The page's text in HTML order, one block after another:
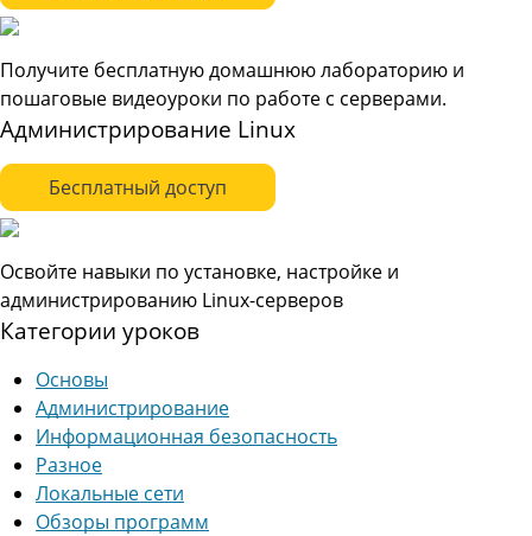
Получите бесплатную домашнюю лабораторию и
пошаговые видеоуроки по работе с серверами.
Администрирование Linux
Бесплатный доступ
Освойте навыки по установке, настройке и
администрированию Linux-серверов
Категории уроков
Основы
Администрирование
Информационная безопасность
Разное
Локальные сети
Обзоры программ